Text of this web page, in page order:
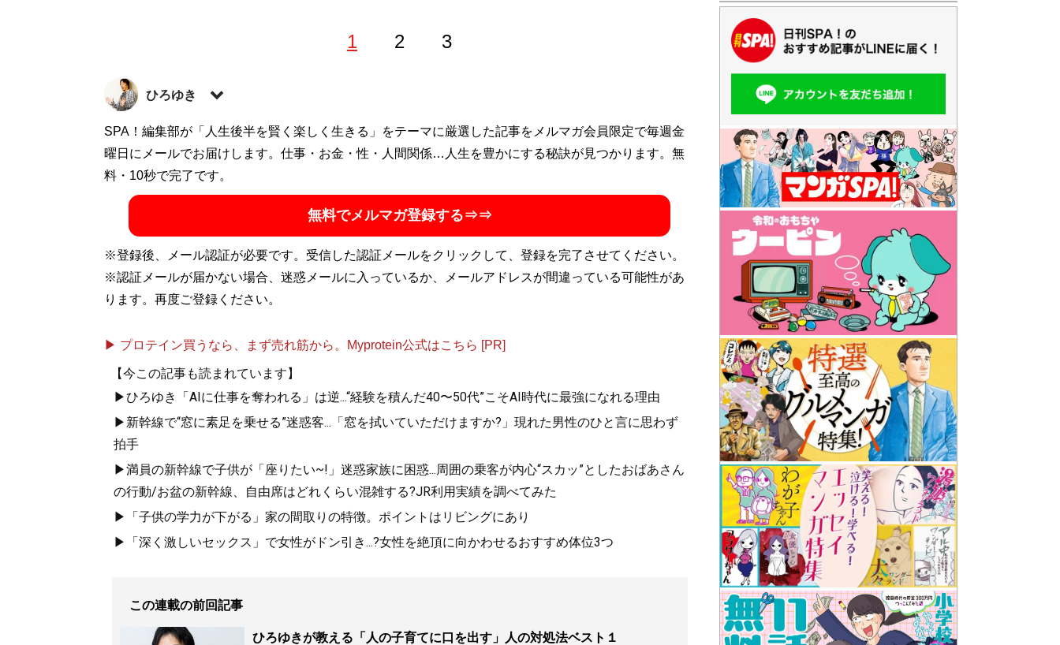
1 2 3
ひろゆき
西村博之（にしむらひろゆき）1976年、神奈川県生まれ。東京都・赤羽に移り住み、中央大学に進学
後、在学中に米国・アーカンソー州に留学。1999年に開設した「２ちゃんねる」、2005年に就任した
「ニコニコ動画」の元管理人。現在は英語圏最大の掲示板サイト「4chan」の管理人を務め、フランスに
在住。たまに日本にいる。週刊SPA!で10年以上連載を担当。新刊『賢い人が自然とやっている ズルい言
『賢い人が自然とやっている ズルい言いまわし』
50のシチュエーション別に超具体的な「言い換え術」を伝授。
『ざんねんなインターネット』
日本のインターネット上で起こる様々な炎上事件や犯罪行為をどう見てきたの
SPA！編集部が「人生後半を賢く楽しく生きる」をテーマに厳選した記事をメルマガ会員限定で毎週金
曜日にメールでお届けします。仕事・お金・性・人間関係…人生を豊かにする秘訣が見つかります。無
料・10秒で完了です。
無料でメルマガ登録する⇒⇒
※登録後、メール認証が必要です。受信した認証メールをクリックして、登録を完了させてください。
※認証メールが届かない場合、迷惑メールに入っているか、メールアドレスが間違っている可能性があ
ります。再度ご登録ください。
▶ プロテイン買うなら、まず売れ筋から。Myprotein公式はこちら [PR]
【今この記事も読まれています】
▶ひろゆき「AIに仕事を奪われる」は逆...“経験を積んだ40〜50代”こそAI時代に最強になれる理由
▶新幹線で“窓に素足を乗せる”迷惑客...「窓を拭いていただけますか?」現れた男性のひと言に思わず
拍手
▶満員の新幹線で子供が「座りたい~!」迷惑家族に困惑...周囲の乗客が内心“スカッ”としたおばあさん
の行動/お盆の新幹線、自由席はどれくらい混雑する?JR利用実績を調べてみた
▶「子供の学力が下がる」家の間取りの特徴。ポイントはリビングにあり
▶「深く激しいセックス」で女性がドン引き...?女性を絶頂に向かわせるおすすめ体位3つ
この連載の前回記事
ひろゆきが教える「人の子育てに口を出す」人の対処法ベスト１